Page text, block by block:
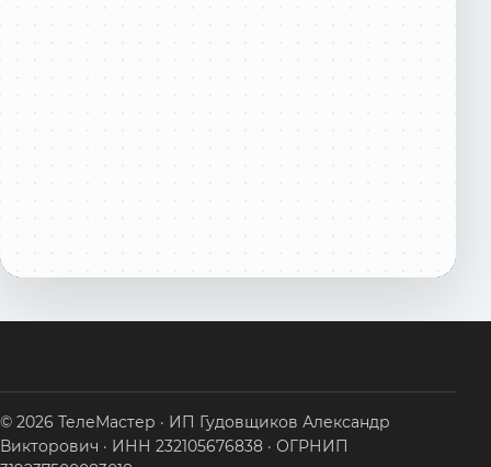
© 2026 ТелеМастер · ИП Гудовщиков Александр
Викторович · ИНН 232105676838 · ОГРНИП